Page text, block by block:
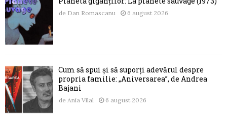
de Dan Romascanu 6 august 2026
Cum să spui și să suporți adevărul despre
propria familie: „Aniversarea”, de Andrea
Bajani
de Ania Vilal 6 august 2026